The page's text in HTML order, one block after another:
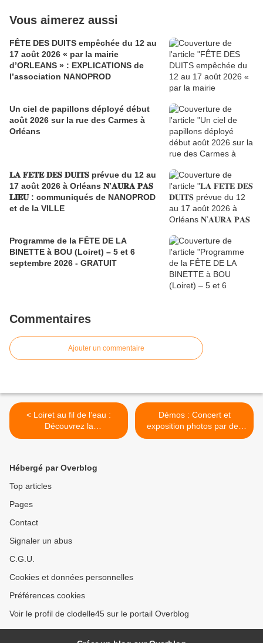
Vous aimerez aussi
FÊTE DES DUITS empêchée du 12 au
17 août 2026 « par la mairie
d’ORLEANS » : EXPLICATIONS de
l’association NANOPROD
Un ciel de papillons déployé début
août 2026 sur la rue des Carmes à
Orléans
𝐋𝐀 𝐅𝐄𝐓𝐄 𝐃𝐄𝐒 𝐃𝐔𝐈𝐓𝐒 prévue du 12 au
17 août 2026 à Orléans 𝐍’𝐀𝐔𝐑𝐀 𝐏𝐀𝐒
𝐋𝐈𝐄𝐔 : communiqués de NANOPROD
et de la VILLE
Programme de la FÊTE DE LA
BINETTE à BOU (Loiret) – 5 et 6
septembre 2026 - GRATUIT
Commentaires
Ajouter un commentaire
< Loiret au fil de l’eau :
Découvrez la
programmation touristique
Démos : Concert et
exposition photos par des
enfants de CE2 – Théâtre
Hébergé par Overblog
Top articles
Pages
Contact
Signaler un abus
C.G.U.
Cookies et données personnelles
Préférences cookies
Voir le profil de clodelle45 sur le portail Overblog